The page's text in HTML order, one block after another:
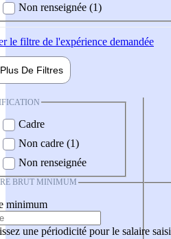
Non renseignée (1)
le filtre de l'expérience demandée
Plus De Filtres
Cadre
Non cadre (1)
Non renseignée
BRUT MINIMUM
minimum
une périodicité pour le salaire saisi